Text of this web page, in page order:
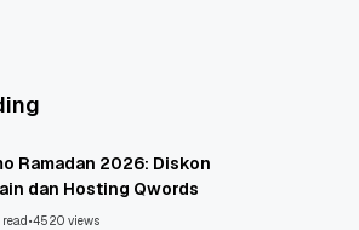
Ramadan 2026: Diskon
dan Hosting Qwords
•4520 views